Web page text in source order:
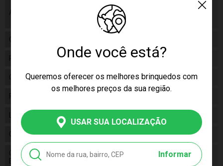
Onde você está?
Queremos oferecer os melhores brinquedos com
os melhores preços da sua região.
USAR SUA LOCALIZAÇÃO
Informar
Aviso
As cores podem variar entre as imagens
mostradas acima e o produto. Imagens
meramente ilustrativas.
Gênero
Personagem PRINCESAS
Categoria Disney
Fabricante
Linha Brinquedo
Código 01304
Código de
Barras
7908010113044